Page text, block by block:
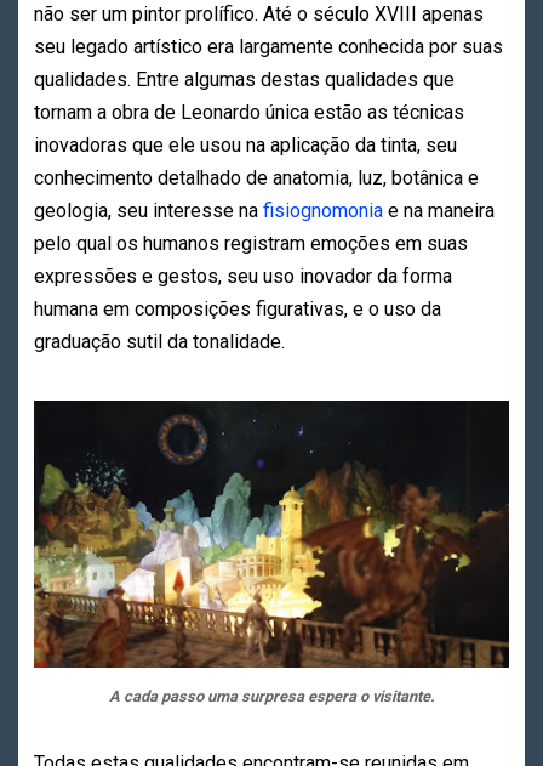
não ser um pintor prolífico. Até o século XVIII apenas
seu legado artístico era largamente conhecida por suas
qualidades. Entre algumas destas qualidades que
tornam a obra de Leonardo única estão as técnicas
inovadoras que ele usou na aplicação da tinta, seu
conhecimento detalhado de anatomia, luz, botânica e
geologia, seu interesse na fisiognomoniae na maneira
pelo qual os humanos registram emoções em suas
expressões e gestos, seu uso inovador da forma
humana em composições figurativas, e o uso da
graduação sutil da tonalidade.
A cada passo uma surpresa espera o visitante.